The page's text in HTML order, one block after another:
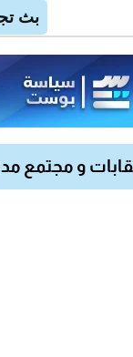
و مجتمع